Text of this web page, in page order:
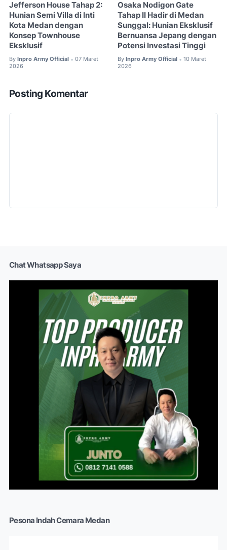
Jefferson House Tahap 2:
Hunian Semi Villa di Inti
Kota Medan dengan
Konsep Townhouse
Eksklusif
By Inpro Army Official • 07 Maret
2026
Osaka Nodigon Gate
Tahap II Hadir di Medan
Sunggal: Hunian Eksklusif
Bernuansa Jepang dengan
Potensi Investasi Tinggi
By Inpro Army Official • 10 Maret
2026
Posting Komentar
Chat Whatsapp Saya
Pesona Indah Cemara Medan